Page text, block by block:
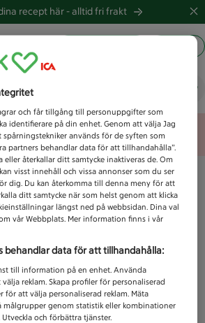
recept här -alltid fri frakt
efter idag?
Unknown error
och får tillgång till personuppgifter som
identifierare på din enhet. Genom att välja Jag
används för de syften som
partners behandlar data för att tillhandahålla”.
eller återkallar ditt samtycke inaktiveras de. Om
visst innehåll och vissa annonser som du ser
dig. Du kan återkomma till denna meny för att
ditt samtycke när som helst genom att klicka
längst ned på webbsidan. Dina val
vår Webbplats. Mer information finns i vår
behandlar data för att tillhandahålla:
till information på en enhet. Använda
reklam. Skapa profiler för personaliserad
för att välja personaliserad reklam. Mäta
målgrupper genom statistik eller kombinationer
och förbättra tjänster.